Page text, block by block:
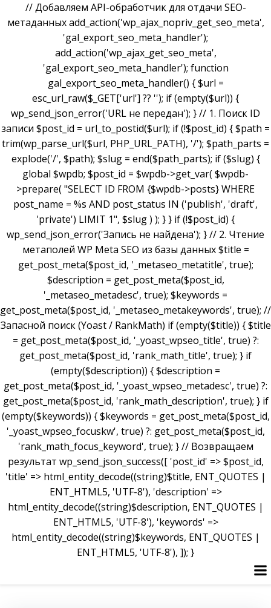
// Добавляем API-обработчик для отдачи SEO-
метаданных add_action('wp_ajax_nopriv_get_seo_meta',
'gal_export_seo_meta_handler');
add_action('wp_ajax_get_seo_meta',
'gal_export_seo_meta_handler'); function
gal_export_seo_meta_handler() { $url =
esc_url_raw($_GET['url'] ?? ''); if (empty($url)) {
wp_send_json_error('URL не передан'); } // 1. Поиск ID
записи $post_id = url_to_postid($url); if (!$post_id) { $path =
trim(wp_parse_url($url, PHP_URL_PATH), '/'); $path_parts =
explode('/', $path); $slug = end($path_parts); if ($slug) {
global $wpdb; $post_id = $wpdb->get_var( $wpdb-
>prepare( "SELECT ID FROM {$wpdb->posts} WHERE
post_name = %s AND post_status IN ('publish', 'draft',
'private') LIMIT 1", $slug ) ); } } if (!$post_id) {
wp_send_json_error('Запись не найдена'); } // 2. Чтение
метаполей WP Meta SEO из базы данных $title =
get_post_meta($post_id, '_metaseo_metatitle', true);
$description = get_post_meta($post_id,
'_metaseo_metadesc', true); $keywords =
get_post_meta($post_id, '_metaseo_metakeywords', true); //
Запасной поиск (Yoast / RankMath) if (empty($title)) { $title
= get_post_meta($post_id, '_yoast_wpseo_title', true) ?:
get_post_meta($post_id, 'rank_math_title', true); } if
(empty($description)) { $description =
get_post_meta($post_id, '_yoast_wpseo_metadesc', true) ?:
get_post_meta($post_id, 'rank_math_description', true); } if
(empty($keywords)) { $keywords = get_post_meta($post_id,
'_yoast_wpseo_focuskw', true) ?: get_post_meta($post_id,
'rank_math_focus_keyword', true); } // Возвращаем
результат wp_send_json_success([ 'post_id' => $post_id,
'title' => html_entity_decode((string)$title, ENT_QUOTES |
ENT_HTML5, 'UTF-8'), 'description' =>
html_entity_decode((string)$description, ENT_QUOTES |
ENT_HTML5, 'UTF-8'), 'keywords' =>
html_entity_decode((string)$keywords, ENT_QUOTES |
ENT_HTML5, 'UTF-8'), ]); }